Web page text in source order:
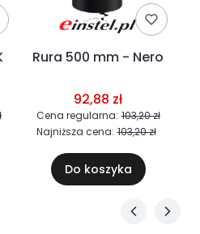
Rura 500 mm - Nero
92,88 zł
Cena regularna: 103,20 zł
Najniższa cena: 103,20 zł
Do koszyka